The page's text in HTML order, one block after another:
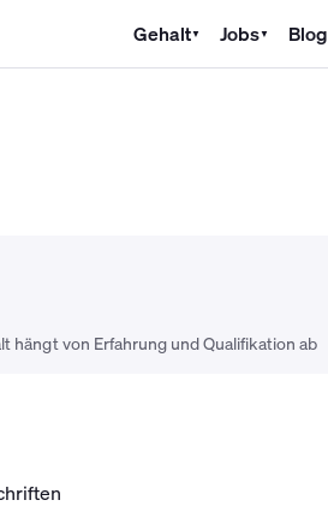
Gehalt▼ Jobs▼ Blog
hängt von Erfahrung und Qualifikation ab